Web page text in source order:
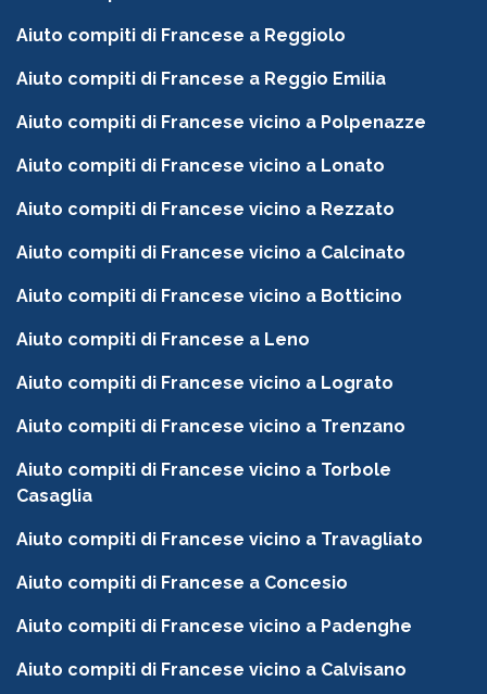
Aiuto compiti di Francese a Reggiolo
Aiuto compiti di Francese a Reggio Emilia
Aiuto compiti di Francese vicino a Polpenazze
Aiuto compiti di Francese vicino a Lonato
Aiuto compiti di Francese vicino a Rezzato
Aiuto compiti di Francese vicino a Calcinato
Aiuto compiti di Francese vicino a Botticino
Aiuto compiti di Francese a Leno
Aiuto compiti di Francese vicino a Lograto
Aiuto compiti di Francese vicino a Trenzano
Aiuto compiti di Francese vicino a Torbole
Casaglia
Aiuto compiti di Francese vicino a Travagliato
Aiuto compiti di Francese a Concesio
Aiuto compiti di Francese vicino a Padenghe
Aiuto compiti di Francese vicino a Calvisano